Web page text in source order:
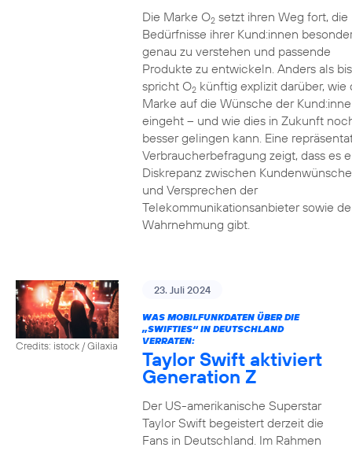
Die Marke O2setzt ihren Weg fort, die
Bedürfnisse ihrer Kund:innen
genau zu verstehen und passende
Produkte zu entwickeln. Anders als
spricht O2künftig explizit darüber, wie
Marke auf die Wünsche der
eingeht – und wie dies in Zukunft
besser gelingen kann. Eine
Verbraucherbefragung zeigt, dass es
Diskrepanz zwischen
und Versprechen der
Telekommunikationsanbieter sowie
Wahrnehmung gibt.
Credits: istock / Gilaxia
23. Juli 2024
WAS MOBILFUNKDATEN ÜBER DIE
„SWIFTIES“ IN DEUTSCHLAND
VERRATEN:
Taylor Swift aktiviert
Generation Z
Der US-amerikanische Superstar
Taylor Swift begeistert derzeit die
Fans in Deutschland. Im Rahmen